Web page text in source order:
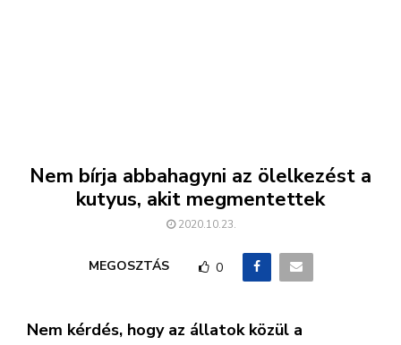
Nem bírja abbahagyni az ölelkezést a
kutyus, akit megmentettek
2020.10.23.
MEGOSZTÁS 0
Nem kérdés, hogy az állatok közül a